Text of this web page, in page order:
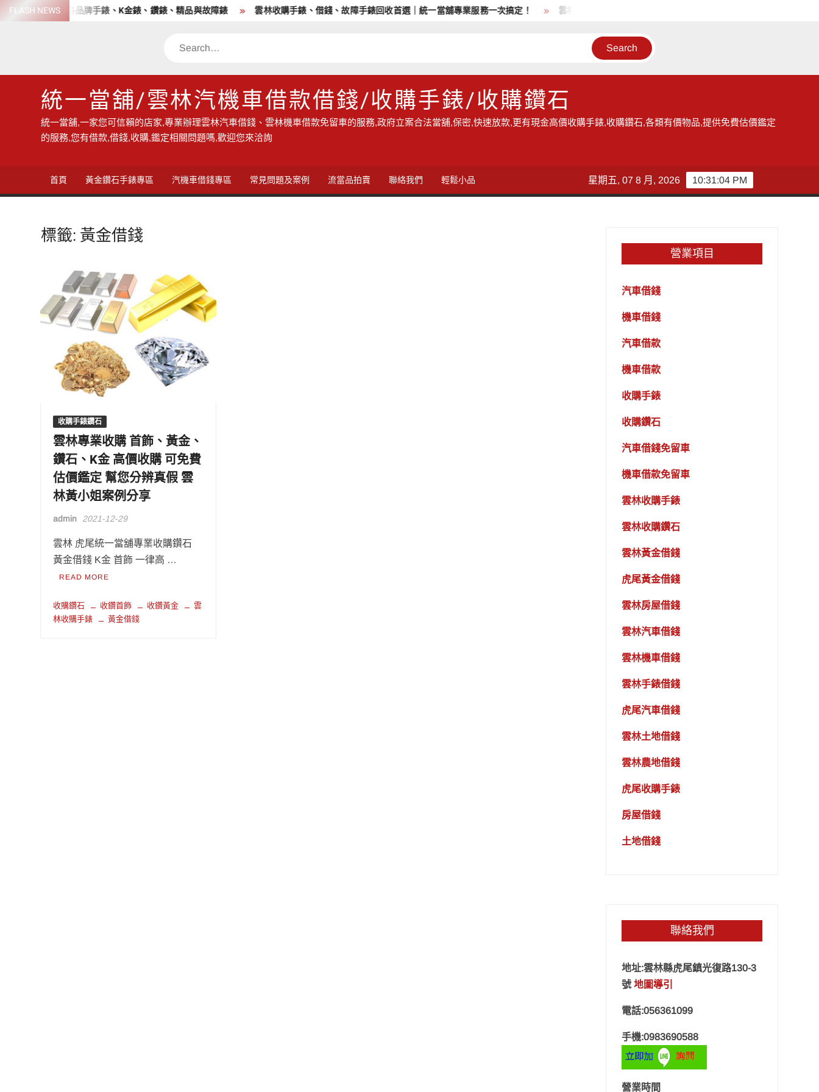
SkipFLASH NEWS
店 高價收購各品牌手錶、K金錶、鑽錶、精品與故障錶 雲林收購手錶、借錢、故障手錶回收首選｜統一當舖專業服務一次搞定！ 雲林地區的收購手錶服務,讓您獲得現金高價雲林收購手錶的機會
Search
統一當舖/雲林汽機車借款借錢/收購手錶/收購鑽石
統一當舖,一家您可信賴的店家,專業辦理雲林汽車借錢、雲林機車借款免留車的服務,政府立案合法當舖,保密,快速放款,更有現金高價收購手錶,收購鑽石,各類有價物品,提供免費估價鑑定
的服務,您有借款,借錢,收購,鑑定相關問題嗎,歡迎您來洽詢
首頁 黃金鑽石手錶專區 汽機車借錢專區 常見問題及案例 流當品拍賣 聯絡我們 輕鬆小品 10:31:05 PM
星期五, 07 8 月, 2026
標籤: 黃金借錢
收購手錶鑽石
雲林專業收購 首飾、黃金、
鑽石、K金 高價收購 可免費
估價鑑定 幫您分辨真假 雲
林黃小姐案例分享
admin 2021-12-29
雲林 虎尾統一當舖專業收購鑽石
黃金借錢 K金 首飾 一律高 …
READ MORE
收購鑽石 收鑽首飾 收鑽黃金
雲
林收購手錶
黃金借錢
營業項目
汽車借錢
機車借錢
汽車借款
機車借款
收購手錶
收購鑽石
汽車借錢免留車
機車借款免留車
雲林收購手錶
雲林收購鑽石
雲林黃金借錢
虎尾黃金借錢
雲林房屋借錢
雲林汽車借錢
雲林機車借錢
雲林手錶借錢
虎尾汽車借錢
雲林土地借錢
雲林農地借錢
虎尾收購手錶
房屋借錢
土地借錢
聯絡我們
地址:雲林縣虎尾鎮光復路130-3
號地圖導引
電話:056361099
手機:0983690588
營業時間